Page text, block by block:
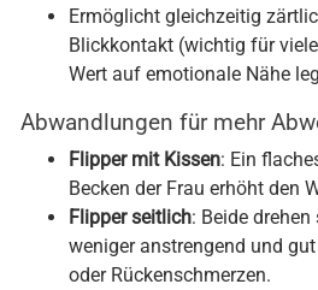
Ermöglicht gleichzeitig
Blickkontakt (wichtig für
Wert auf emotionale Nähe
Abwandlungen für mehr
Flipper mit Kissen: Ein
Becken der Frau erhöht den
Flipper seitlich: Beide
weniger anstrengend und
oder Rückenschmerzen.